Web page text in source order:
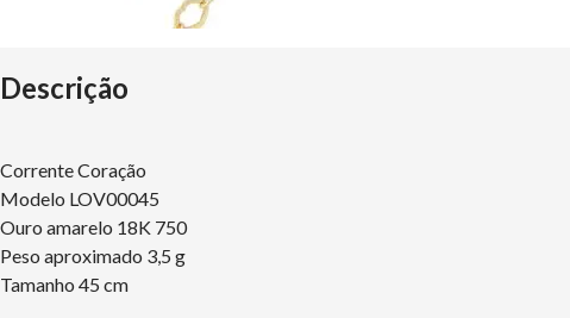
Descrição
Corrente Coração
Modelo LOV00045
Ouro amarelo 18K 750
Peso aproximado 3,5 g
Tamanho 45 cm